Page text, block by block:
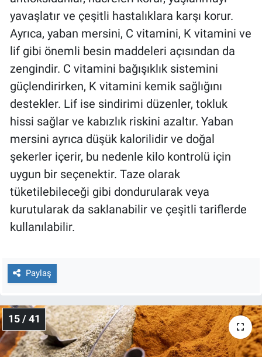
yavaşlatır ve çeşitli hastalıklara karşı korur.
Ayrıca, yaban mersini, C vitamini, K vitamini ve
lif gibi önemli besin maddeleri açısından da
zengindir. C vitamini bağışıklık sistemini
güçlendirirken, K vitamini kemik sağlığını
destekler. Lif ise sindirimi düzenler, tokluk
hissi sağlar ve kabızlık riskini azaltır. Yaban
mersini ayrıca düşük kalorilidir ve doğal
şekerler içerir, bu nedenle kilo kontrolü için
uygun bir seçenektir. Taze olarak
tüketilebileceği gibi dondurularak veya
kurutularak da saklanabilir ve çeşitli tariflerde
kullanılabilir.
Paylaş
15 / 41